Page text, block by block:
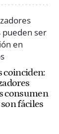
coinciden:
consumen
fáciles